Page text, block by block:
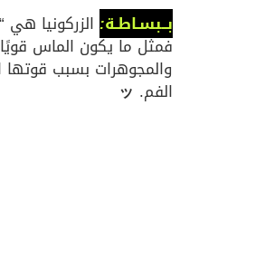
بــبسـاطـة: الزركونيا
فمثل ما يكون الماس
والمجوهرات بسبب قوتها
الفم. ッ